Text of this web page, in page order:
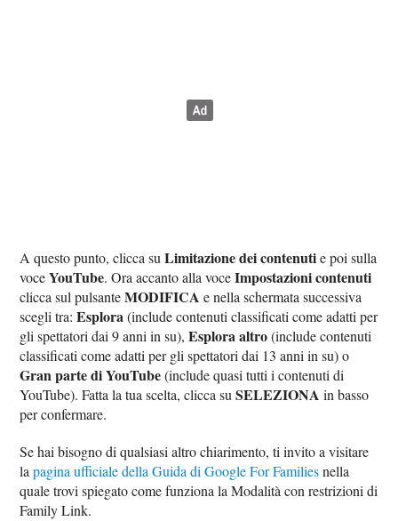
A questo punto, clicca suLimitazione dei contenutie poi sulla
voceYouTube. Ora accanto alla voceImpostazioni contenuti
clicca sul pulsanteMODIFICA e nella schermata successiva
scegli tra:Esplora(include contenuti classificati come adatti per
gli spettatori dai 9 anni in su),Esplora altro(include contenuti
classificati come adatti per gli spettatori dai 13 anni in su) o
Gran parte di YouTube(include quasi tutti i contenuti di
YouTube). Fatta la tua scelta, clicca suSELEZIONA in basso
per confermare.
Se hai bisogno di qualsiasi altro chiarimento, ti invito a visitare
lapagina ufficiale della Guida di Google For Familiesnella
quale trovi spiegato come funziona la Modalità con restrizioni di
Family Link.